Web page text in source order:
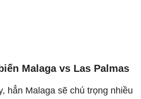
Malaga vs Las Palmas
hẳn Malaga sẽ chú trọng nhiều